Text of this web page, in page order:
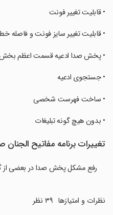
‏• قابلیت تغییر فونت
‏• قابلیت تغییر سایز فونت و فاصله
‏• پخش صدا ادعیه قسمت اعظم
‏• جستجوی ادعیه
‏• ساخت فهرست شخصی
‏• بدون هیچ گونه تبلیغات
تغییرات برنامه مفاتیح
رفع مشکل پخش صدا در بعضی از
نظرات و امتیازها